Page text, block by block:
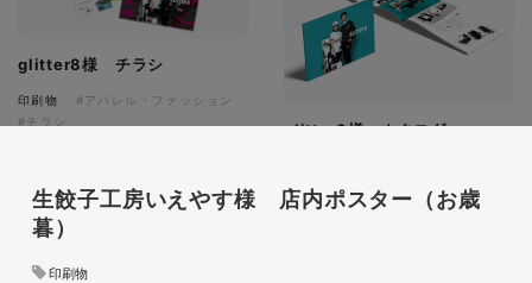
glitter8様 チラシ
印刷物
#アパレル・ファッション
#チラシ
glitter8様 カタログ
#カタログ
生餃子工房いえやす様 店内ポスター（お歳
暮）
印刷物